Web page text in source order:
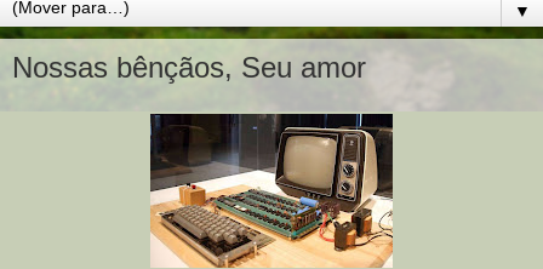
▼
Nossas bênçãos, Seu amor